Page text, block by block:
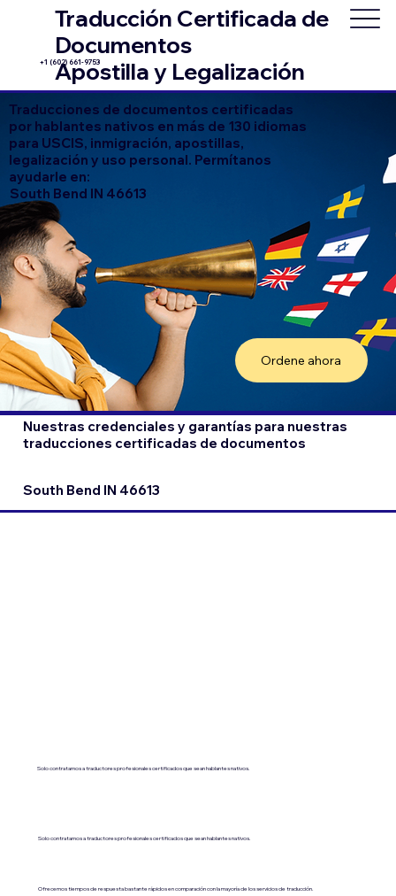
Traducción Certificada de
Documentos
Apostilla y Legalización
+1 (602) 661-9753
Traducciones de documentos certificadas
por hablantes nativos en más de 130 idiomas
para USCIS, inmigración, apostillas,
legalización y uso personal. Permítanos
ayudarle en:
South Bend IN 46613
Ordene ahora
Nuestras credenciales y garantías para nuestras
traducciones certificadas de documentos
South Bend IN 46613
Solo contratamos a traductores profesionales certificados que sean hablantes nativos.
Solo contratamos a traductores profesionales certificados que sean hablantes nativos.
Ofrecemos tiempos de respuesta bastante rápidos en comparación con la mayoría de los servicios de traducción.